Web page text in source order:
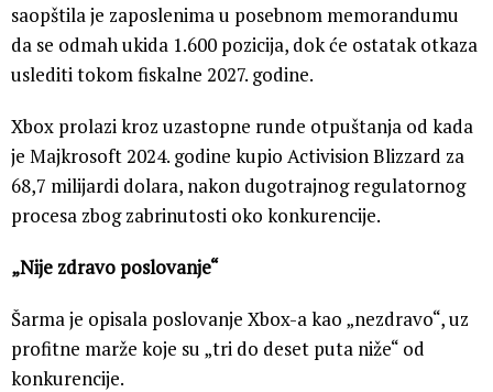
saopštila je zaposlenima u posebnom memorandumu
da se odmah ukida 1.600 pozicija, dok će ostatak otkaza
uslediti tokom fiskalne 2027. godine.
Xbox prolazi kroz uzastopne runde otpuštanja od kada
je Majkrosoft 2024. godine kupio Activision Blizzard za
68,7 milijardi dolara, nakon dugotrajnog regulatornog
procesa zbog zabrinutosti oko konkurencije.
„Nije zdravo poslovanje“
Šarma je opisala poslovanje Xbox-a kao „nezdravo“, uz
profitne marže koje su „tri do deset puta niže“ od
konkurencije.